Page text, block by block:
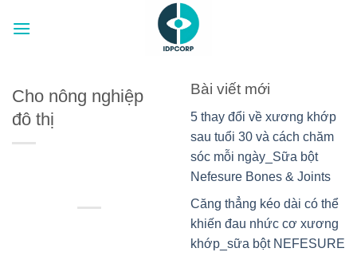
đến
Cho nông nghiệp
đô thị
Bài viết mới
5 thay đổi về xương khớp
sau tuổi 30 và cách chăm
sóc mỗi ngày_Sữa bột
Nefesure Bones & Joints
Căng thẳng kéo dài có thể
khiến đau nhức cơ xương
khớp_sữa bột NEFESURE